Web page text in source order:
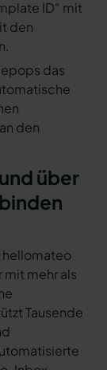
ID“ mit
den
das
den
über
hellomateo
mit mehr als
Tausende